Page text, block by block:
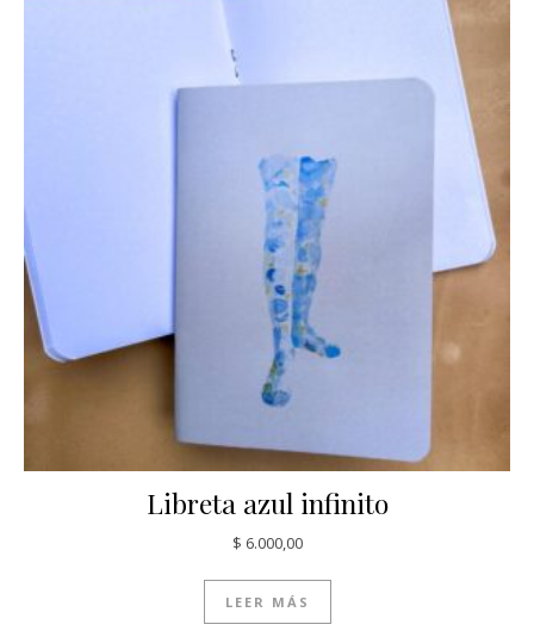
Libreta azul infinito
$ 6.000,00
LEER MÁS